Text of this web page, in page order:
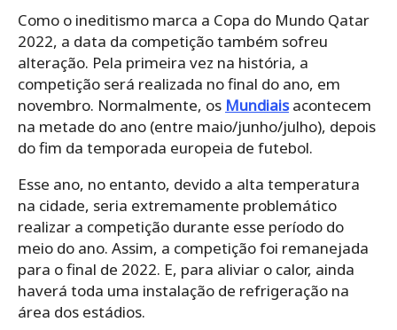
Como o ineditismo marca a Copa do Mundo Qatar
2022, a data da competição também sofreu
alteração. Pela primeira vez na história, a
competição será realizada no final do ano, em
novembro. Normalmente, os Mundiaisacontecem
na metade do ano (entre maio/junho/julho), depois
do fim da temporada europeia de futebol.
Esse ano, no entanto, devido a alta temperatura
na cidade, seria extremamente problemático
realizar a competição durante esse período do
meio do ano. Assim, a competição foi remanejada
para o final de 2022. E, para aliviar o calor, ainda
haverá toda uma instalação de refrigeração na
área dos estádios.